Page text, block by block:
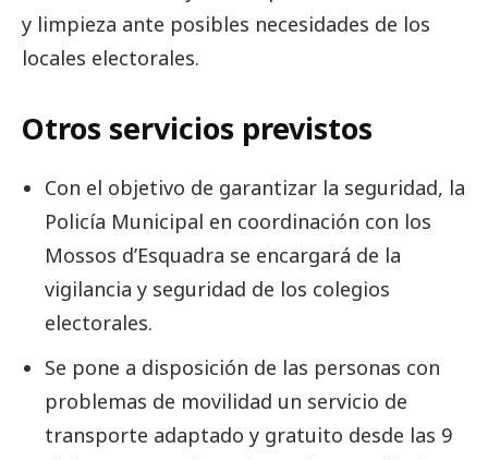
y limpieza ante posibles necesidades de los
locales electorales.
Otros servicios previstos
Con el objetivo de garantizar la seguridad, la
Policía Municipal en coordinación con los
Mossos d’Esquadra se encargará de la
vigilancia y seguridad de los colegios
electorales.
Se pone a disposición de las personas con
problemas de movilidad un servicio de
transporte adaptado y gratuito desde las 9